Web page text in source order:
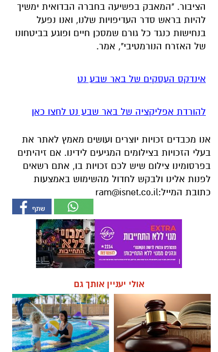
הציבור. "המאבק בפשיעה בחברה הבדואית ימשיך
להיות בראש סדר העדיפויות שלנו, ואנו נפעל
בנחישות כנגד כל גורם שמסכן חיים ופוגע בביטחונו
של האזרח הנורמטיבי", אמר.
אינדקס העסקים של באר שבע נט
להורדת אפליקציה של באר שבע נט לחצו כאן
אנו מכבדים זכויות יוצרים ועושים מאמץ לאתר את
בעלי הזכויות בצילומים המגיעים לידינו. אם זיהיתים
בפרסומינו צילום שיש לכם זכויות בו, אתם רשאים
לפנות אלינו ולבקש לחדול מהשימוש באמצעות
כתובת המייל:ram@isnet.co.il
אולי יעניין אותך גם